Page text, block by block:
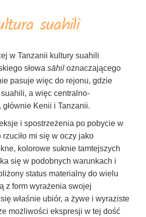
suahili
w Tanzanii kultury suahili
słowasāhiloznaczającego
pasuje więc do rejonu, gdzie
a więc centralno-
Kenii i Tanzanii.
i spostrzeżenia po pobycie w
rzuciło mi się w oczy jako
kolorowe suknie tamtejszych
się w podobnych warunkach i
status materialny do wielu
z form wyrażenia swojej
właśnie ubiór, a żywe i wyraziste
możliwości ekspresji w tej dość